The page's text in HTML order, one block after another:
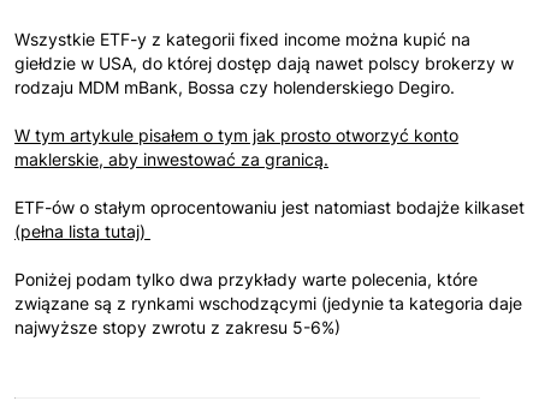
Wszystkie ETF-y z kategorii fixed income można kupić na
giełdzie w USA, do której dostęp dają nawet polscy brokerzy w
rodzaju MDM mBank, Bossa czy holenderskiego Degiro.
W tym artykule pisałem o tym jak prosto otworzyć konto
maklerskie, aby inwestować za granicą.
ETF-ów o stałym oprocentowaniu jest natomiast bodajże kilkaset
(pełna lista tutaj)
Poniżej podam tylko dwa przykłady warte polecenia, które
związane są z rynkami wschodzącymi (jedynie ta kategoria daje
najwyższe stopy zwrotu z zakresu 5-6%)